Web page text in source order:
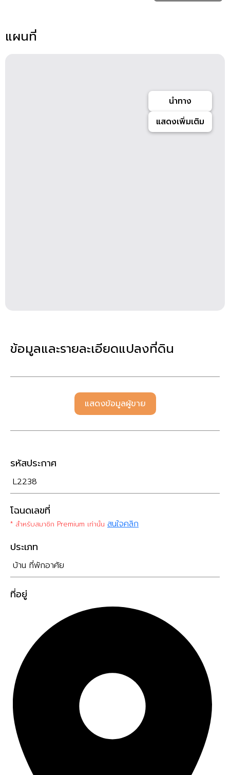
แผนที่
นำทาง
แสดงเพิ่มเติม
ข้อมูลและรายละเอียดแปลงที่ดิน
แสดงข้อมูลผู้ขาย
รหัสประกาศ
L2238
โฉนดเลขที่
* สำหรับสมาชิก Premium เท่านั้น สนใจคลิก
ประเภท
บ้าน ที่พักอาศัย
ที่อยู่